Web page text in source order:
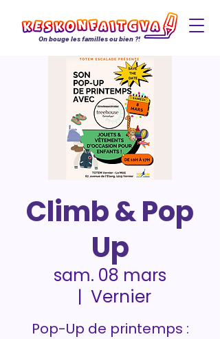
On bouge les familles ou bien ?!
Climb & Pop
Up
sam. 08 mars
  |
Vernier
Pop-Up de printemps :